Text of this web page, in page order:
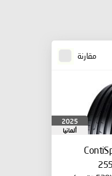
مقارنة
2025
ألمانيا